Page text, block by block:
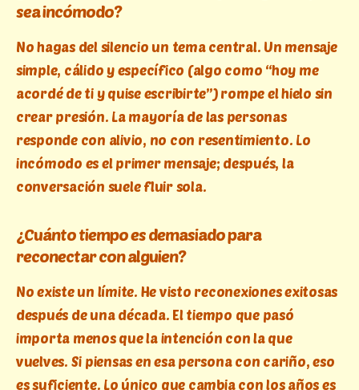
sea incómodo?
No hagas del silencio un tema central. Un mensaje
simple, cálido y específico (algo como “hoy me
acordé de ti y quise escribirte”) rompe el hielo sin
crear presión. La mayoría de las personas
responde con alivio, no con resentimiento. Lo
incómodo es el primer mensaje; después, la
conversación suele fluir sola.
¿Cuánto tiempo es demasiado para
reconectar con alguien?
No existe un límite. He visto reconexiones exitosas
después de una década. El tiempo que pasó
importa menos que la intención con la que
vuelves. Si piensas en esa persona con cariño, eso
es suficiente. Lo único que cambia con los años es